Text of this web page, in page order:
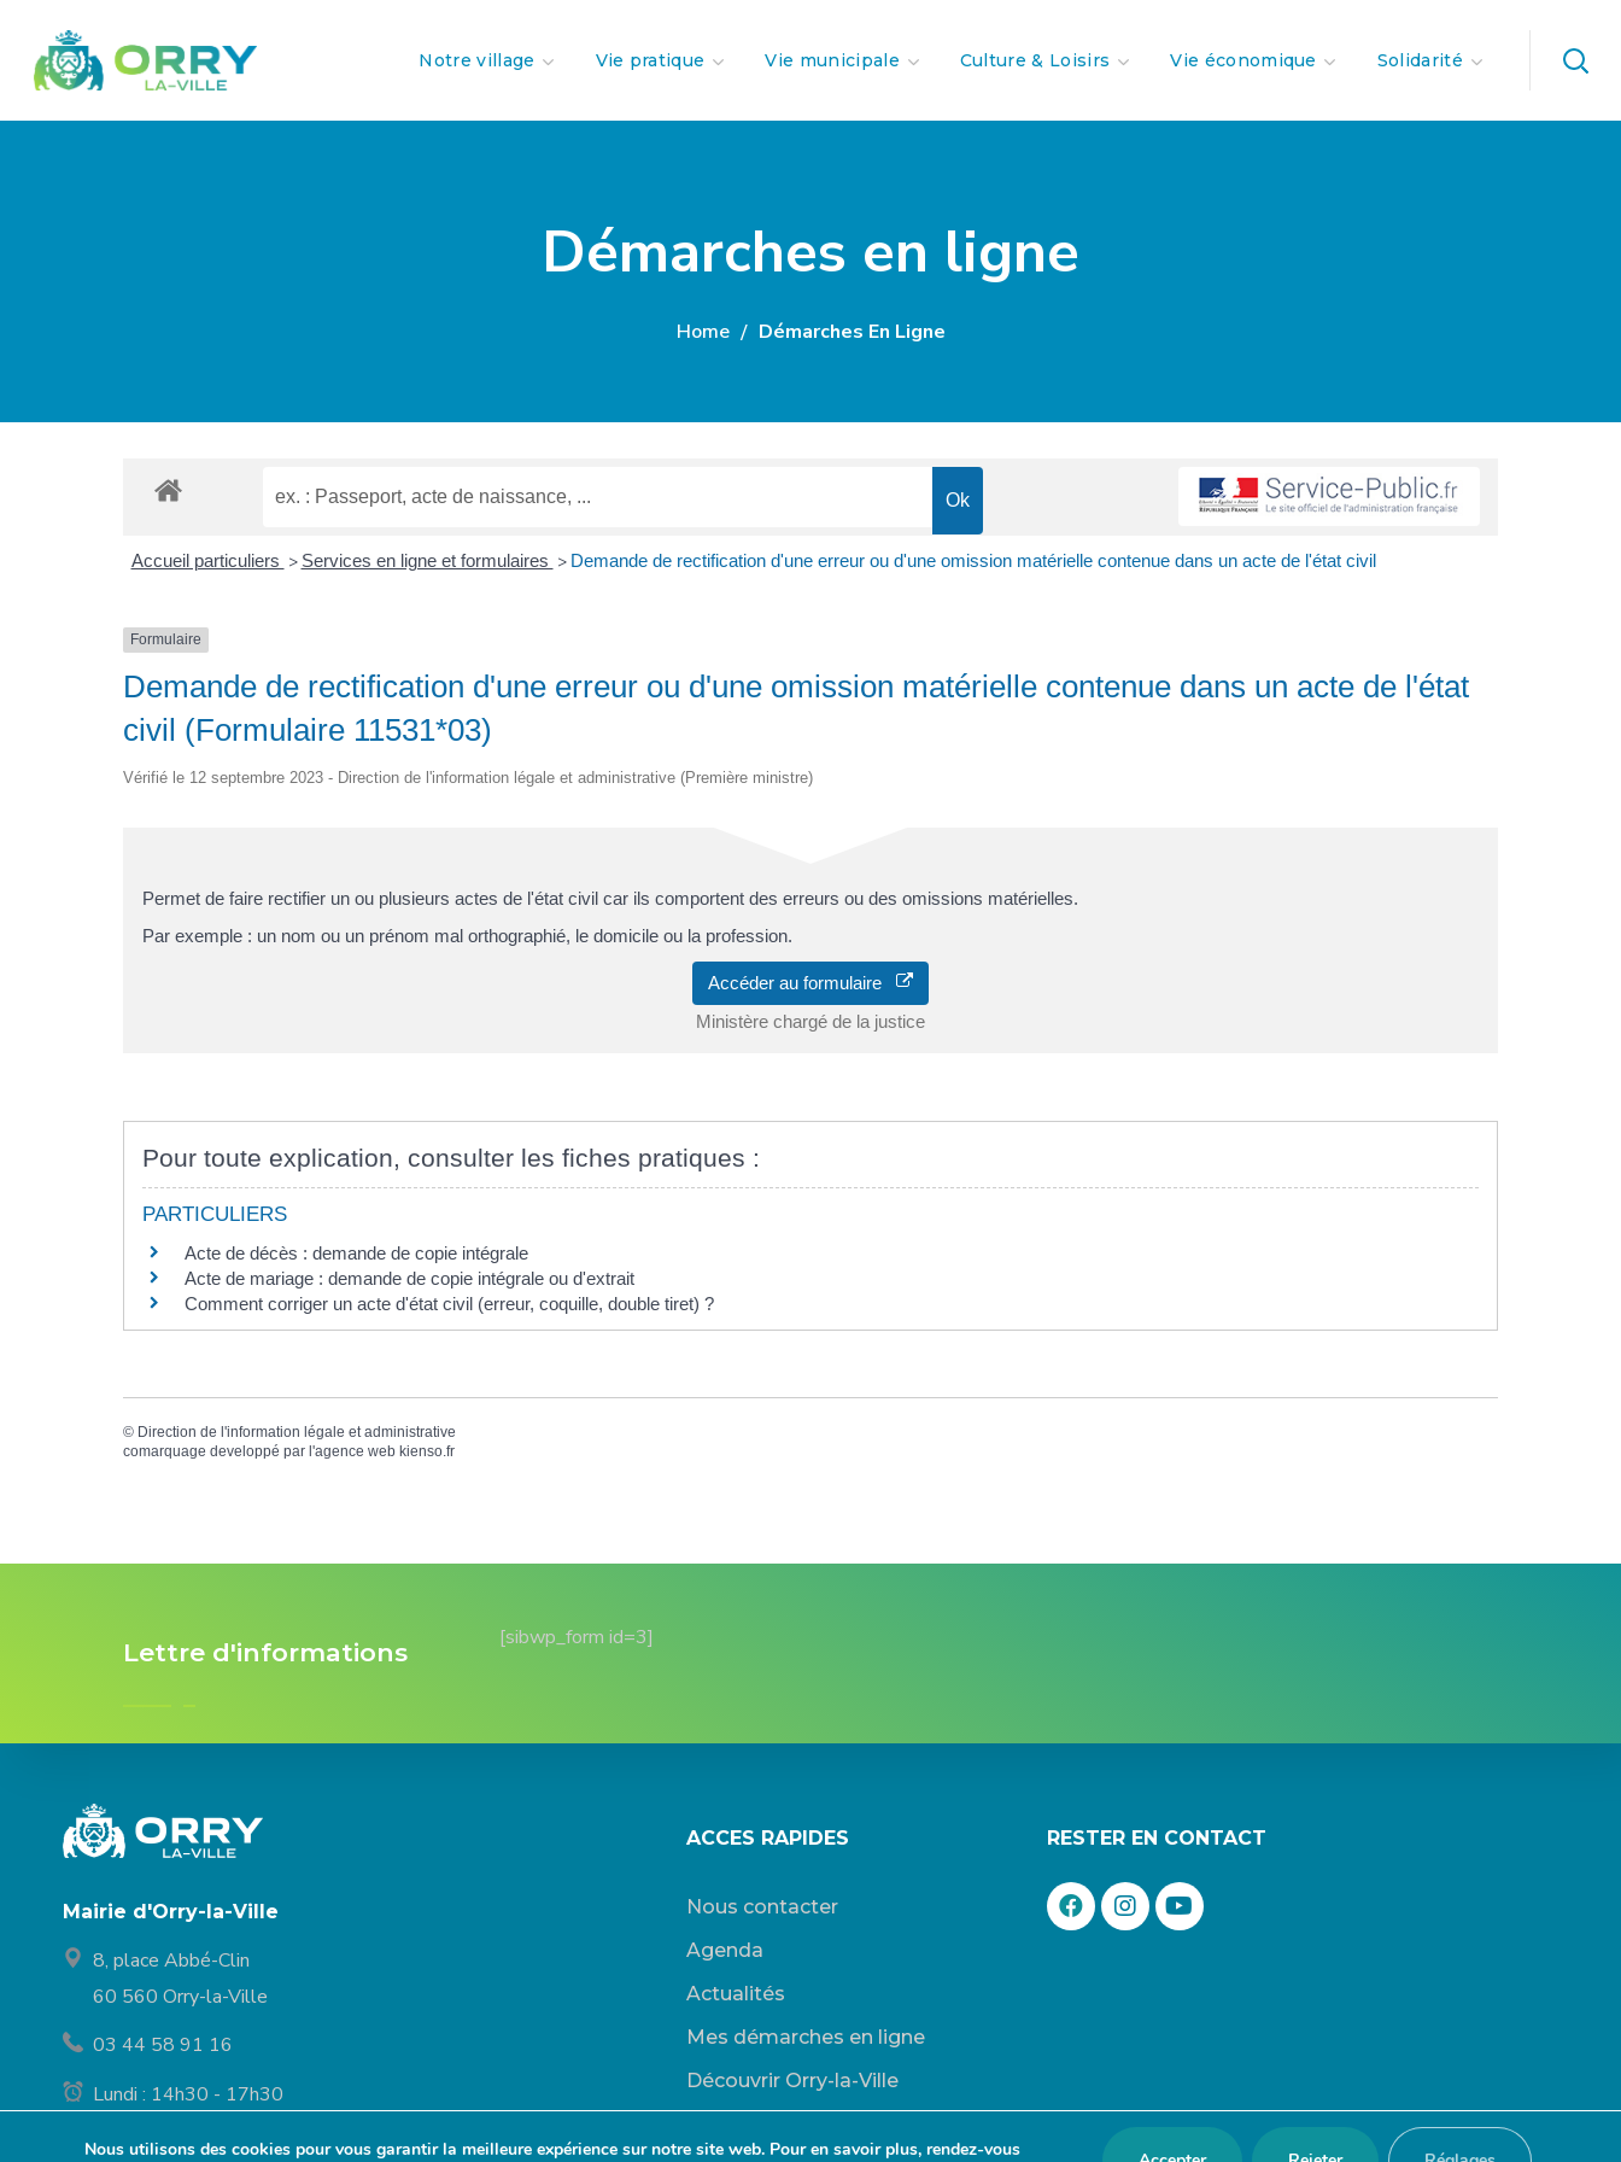
Notre village Vie pratique Vie municipale Culture & Loisirs Vie économique Solidarité
Démarches en ligne
Home Démarches En Ligne
Accueil particuliers > Services en ligne et formulaires > Demande de rectification d'une erreur ou d'une omission matérielle contenue dans un acte de l'état civil
Formulaire
Demande de rectification d'une erreur ou d'une omission matérielle contenue dans un acte de l'état
civil (Formulaire 11531*03)
Vérifié le 12 septembre 2023 - Direction de l'information légale et administrative (Première ministre)
Permet de faire rectifier un ou plusieurs actes de l'état civil car ils comportent des erreurs ou des omissions matérielles.
Par exemple : un nom ou un prénom mal orthographié, le domicile ou la profession.
Accéder au formulaire
Ministère chargé de la justice
Pour toute explication, consulter les fiches pratiques :
PARTICULIERS
Acte de décès : demande de copie intégrale
Acte de mariage : demande de copie intégrale ou d'extrait
Comment corriger un acte d'état civil (erreur, coquille, double tiret) ?
© Direction de l'information légale et administrative
comarquage developpé par l'agence web kienso.fr
Lettre d'informations [sibwp_form id=3]
Mairie d'Orry-la-Ville
8, place Abbé-Clin
60 560 Orry-la-Ville
03 44 58 91 16
Lundi : 14h30 - 17h30
ACCES RAPIDES
Nous contacter
Agenda
Actualités
Mes démarches en ligne
Découvrir Orry-la-Ville
RESTER EN CONTACT
Nous utilisons des cookies pour vous garantir la meilleure expérience sur notre site web. Pour en savoir plus, rendez-vous